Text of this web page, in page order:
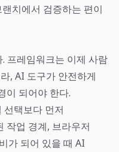
치에서 검증하는 편이
프레임워크는 이제 사람
, AI 도구가 안전하게
이 되어야 한다.
선택보다 먼저
작업 경계, 브라우저
가 되어 있을 때 AI